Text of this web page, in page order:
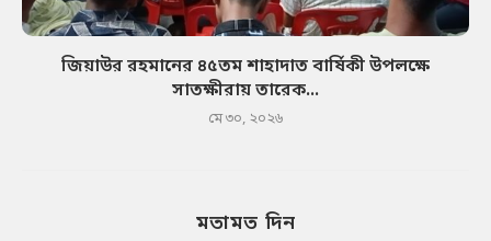
জিয়াউর রহমানের ৪৫তম শাহাদাত বার্ষিকী উপলক্ষে
সাতক্ষীরায় তারেক...
মে ৩০, ২০২৬
মতামত দিন